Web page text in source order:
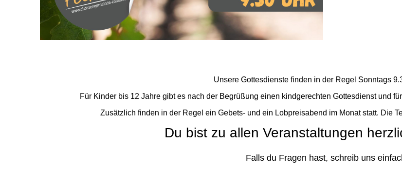
Unsere Gottesdienste finden in der Regel Sonntags
Für Kinder bis 12 Jahre gibt es nach der Begrüßung einen kindgerechten Gottesdienst und
Zusätzlich finden in der Regel ein Gebets- und ein Lobpreisabend im Monat statt. Die
Du bist zu allen Veranstaltungen
Falls du Fragen hast, schreib uns